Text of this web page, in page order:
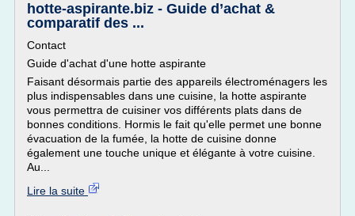
hotte-aspirante.biz - Guide d’achat &
comparatif des ...
Contact
Guide d'achat d'une hotte aspirante
Faisant désormais partie des appareils électroménagers les
plus indispensables dans une cuisine, la hotte aspirante
vous permettra de cuisiner vos différents plats dans de
bonnes conditions. Hormis le fait qu'elle permet une bonne
évacuation de la fumée, la hotte de cuisine donne
également une touche unique et élégante à votre cuisine.
Au...
Lire la suite